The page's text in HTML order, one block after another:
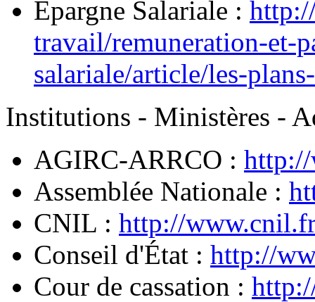
Epargne Salariale :
travail/remuneration-et-
salariale/article/les-
Institutions - Ministères -
AGIRC-ARRCO :
Assemblée Nationale :
CNIL : http://
Conseil d'État : http://
Cour de cassation :